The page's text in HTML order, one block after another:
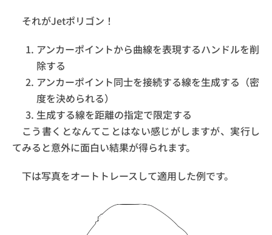
それがJetポリゴン！
アンカーポイントから曲線を表現するハンドルを削
除する
アンカーポイント同士を接続する線を生成する（密
度を決められる）
生成する線を距離の指定で限定する
こう書くとなんてことはない感じがしますが、実行し
てみると意外に面白い結果が得られます。
下は写真をオートトレースして適用した例です。